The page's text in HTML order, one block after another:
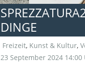
DINGE
Freizeit, Kunst & Kultur,
23 September 2024 14:00